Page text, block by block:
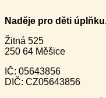
Naděje pro děti
Žitná 525
250 64 Měšice
IČ: 05643856
DIČ: CZ05643856